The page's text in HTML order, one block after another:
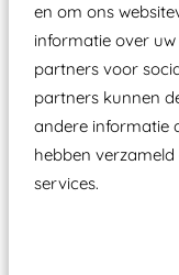
en om ons
informatie over
partners voor
partners kunnen
andere informatie
hebben
services.
Elk
moet zijn van
certificering,
aangewezen
Wij ook
ze toch